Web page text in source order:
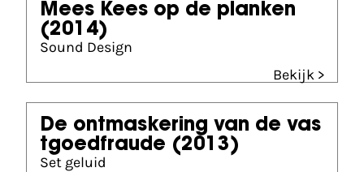
Mees Kees op de planken
(2014)
Sound Design
Bekijk >
De ontmaskering van de vas
tgoedfraude (2013)
Set geluid